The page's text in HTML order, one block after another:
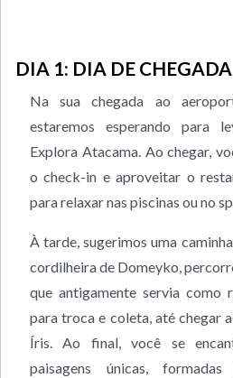
DIA 1: DIA DE CHEGADA
Na sua chegada ao
estaremos esperando para
Explora Atacama. Ao chegar,
o check-in e aproveitar o
para relaxar nas piscinas ou no
À tarde, sugerimos uma
cordilheira de Domeyko,
que antigamente servia como
para troca e coleta, até chegar
Íris. Ao final, você se
paisagens únicas,